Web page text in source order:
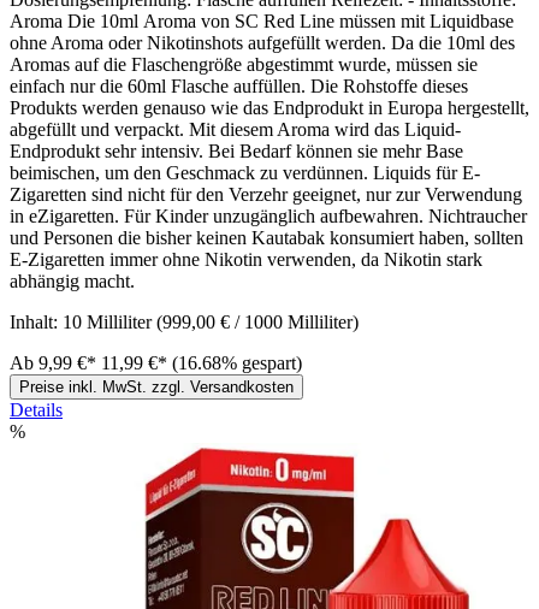
Aroma Die 10ml Aroma von SC Red Line müssen mit Liquidbase
ohne Aroma oder Nikotinshots aufgefüllt werden. Da die 10ml des
Aromas auf die Flaschengröße abgestimmt wurde, müssen sie
einfach nur die 60ml Flasche auffüllen. Die Rohstoffe dieses
Produkts werden genauso wie das Endprodukt in Europa hergestellt,
abgefüllt und verpackt. Mit diesem Aroma wird das Liquid-
Endprodukt sehr intensiv. Bei Bedarf können sie mehr Base
beimischen, um den Geschmack zu verdünnen. Liquids für E-
Zigaretten sind nicht für den Verzehr geeignet, nur zur Verwendung
in eZigaretten. Für Kinder unzugänglich aufbewahren. Nichtraucher
und Personen die bisher keinen Kautabak konsumiert haben, sollten
E-Zigaretten immer ohne Nikotin verwenden, da Nikotin stark
abhängig macht.
Inhalt: 10 Milliliter(999,00 € / 1000 Milliliter)
Ab 9,99 €* 11,99 €* (16.68% gespart)
Preise inkl. MwSt. zzgl. Versandkosten
Details
%